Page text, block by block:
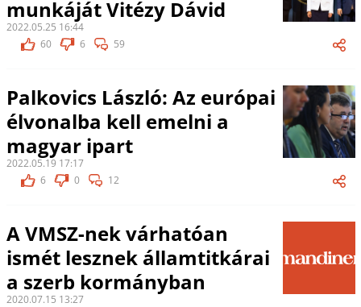
munkáját Vitézy Dávid
2022.05.25 16:44
60
6 59
Palkovics László: Az európai
élvonalba kell emelni a
magyar ipart
2022.05.19 17:17
6
0 12
A VMSZ-nek várhatóan
ismét lesznek államtitkárai
a szerb kormányban
2020.07.15 13:27